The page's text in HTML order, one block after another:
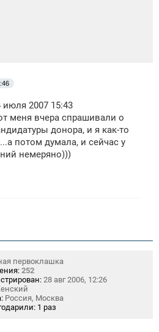
июля 2007 15:43
меня вчера спрашивали о
донора, и я как-то
потом думала, и сейчас у
немеряно)))
первоклашка
252
28 авг 2006, 12:26
Россия, Москва
1 раз